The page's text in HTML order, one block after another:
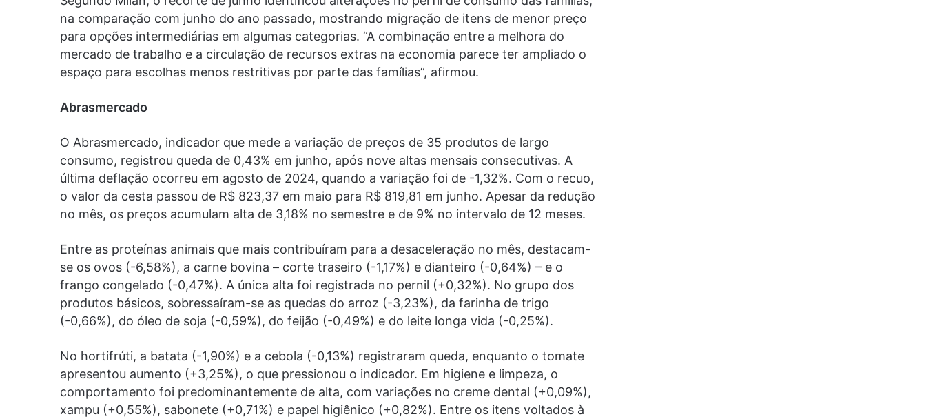
na comparação com junho do ano passado, mostrando migração de itens de menor preço
para opções intermediárias em algumas categorias. “A combinação entre a melhora do
mercado de trabalho e a circulação de recursos extras na economia parece ter ampliado o
espaço para escolhas menos restritivas por parte das famílias”, afirmou.
Abrasmercado
O Abrasmercado, indicador que mede a variação de preços de 35 produtos de largo
consumo, registrou queda de 0,43% em junho, após nove altas mensais consecutivas. A
última deflação ocorreu em agosto de 2024, quando a variação foi de -1,32%. Com o recuo,
o valor da cesta passou de R$ 823,37 em maio para R$ 819,81 em junho. Apesar da redução
no mês, os preços acumulam alta de 3,18% no semestre e de 9% no intervalo de 12 meses.
Entre as proteínas animais que mais contribuíram para a desaceleração no mês, destacam-
se os ovos (-6,58%), a carne bovina – corte traseiro (-1,17%) e dianteiro (-0,64%) – e o
frango congelado (-0,47%). A única alta foi registrada no pernil (+0,32%). No grupo dos
produtos básicos, sobressaíram-se as quedas do arroz (-3,23%), da farinha de trigo
(-0,66%), do óleo de soja (-0,59%), do feijão (-0,49%) e do leite longa vida (-0,25%).
No hortifrúti, a batata (-1,90%) e a cebola (-0,13%) registraram queda, enquanto o tomate
apresentou aumento (+3,25%), o que pressionou o indicador. Em higiene e limpeza, o
comportamento foi predominantemente de alta, com variações no creme dental (+0,09%),
xampu (+0,55%), sabonete (+0,71%) e papel higiênico (+0,82%). Entre os itens voltados à